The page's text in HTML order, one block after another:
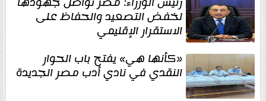
لخفض التصعيد والحفاظ على
الاستقرار الإقليمي
«كأنها هي» يفتح باب الحوار
النقدي في نادي أدب مصر الجديدة